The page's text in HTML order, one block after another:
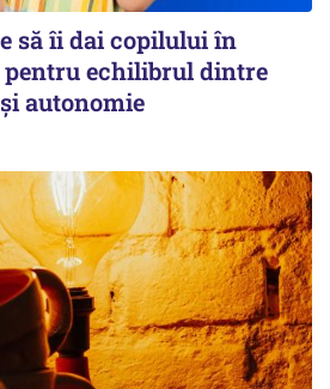
să îi dai copilului în
echilibrul dintre
autonomie